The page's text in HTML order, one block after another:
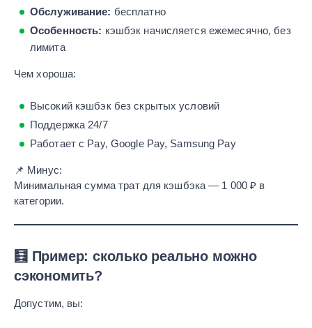
Обслуживание: бесплатно
Особенность: кэшбэк начисляется ежемесячно, без
лимита
Чем хороша:
Высокий кэшбэк без скрытых условий
Поддержка 24/7
Работает с Pay, Google Pay, Samsung Pay
📌 Минус:
Минимальная сумма трат для кэшбэка — 1 000 ₽ в
категории.
🧮 Пример: сколько реально можно
сэкономить?
Допустим, вы: